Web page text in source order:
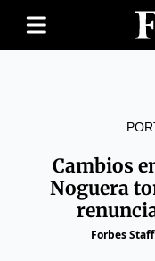
Cambios
Noguera
Forbes Staff